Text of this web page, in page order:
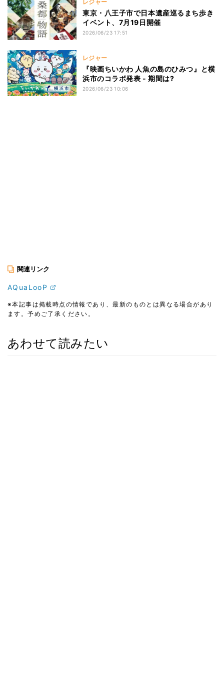
レジャー
東京・八王子市で日本遺産巡るまち歩き
イベント、7月19日開催
2026/06/23 17:51
レジャー
『映画ちいかわ 人魚の島のひみつ』と横
浜市のコラボ発表 - 期間は?
2026/06/23 10:06
関連リンク
AQuaLooP
※本記事は掲載時点の情報であり、最新のものとは異なる場合があり
ます。予めご了承ください。
あわせて読みたい